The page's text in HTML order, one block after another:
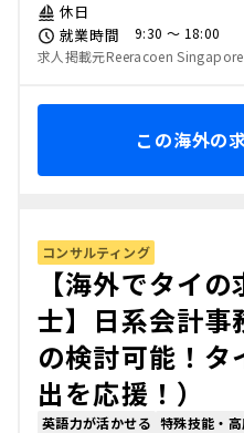
休日
就業時間
9:30 〜 18:00
求人掲載元Reeracoen Singapore
この海外の
コンサルティング
【海外でタイ
士】日系会計事
の検討可能！
出を応援！）
英語力が活かせる 特殊技能・